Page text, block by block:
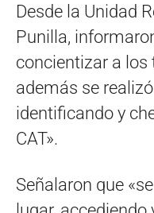
Desde la Unidad
Punilla,
concientizar a los
además se
identificando y
CAT».
Señalaron que